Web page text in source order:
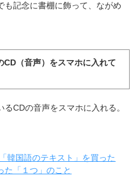
も記念に書棚に飾って、ながめ
CD（音声）をスマホに入れて
CDの音声をスマホに入れる。
韓国語のテキスト」を買った
た「１つ」のこと